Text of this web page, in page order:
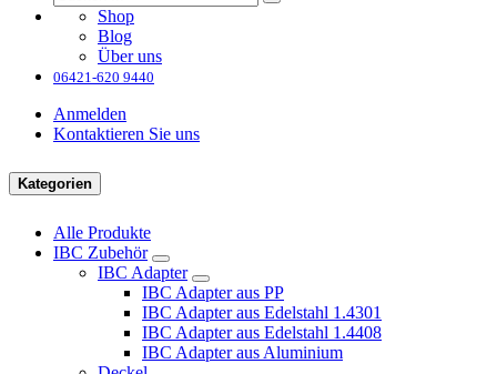
Shop
Blog
Über uns
06421-620 9440
Anmelden
Kontaktieren Sie uns
Kategorien
Alle Produkte
IBC Zubehör
IBC Adapter
IBC Adapter aus PP
IBC Adapter aus Edelstahl 1.4301
IBC Adapter aus Edelstahl 1.4408
IBC Adapter aus Aluminium